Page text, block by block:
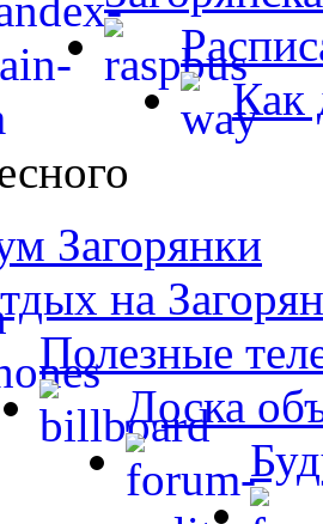
Как
Загорянки
на
Полезные
Доска